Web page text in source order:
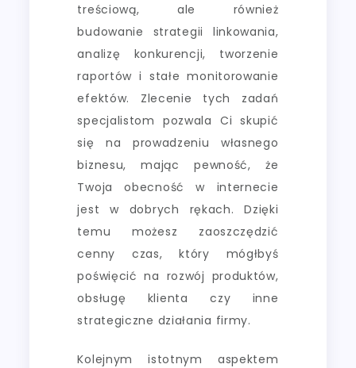
treściową, ale również
budowanie strategii linkowania,
analizę konkurencji, tworzenie
raportów i stałe monitorowanie
efektów. Zlecenie tych zadań
specjalistom pozwala Ci skupić
się na prowadzeniu własnego
biznesu, mając pewność, że
Twoja obecność w internecie
jest w dobrych rękach. Dzięki
temu możesz zaoszczędzić
cenny czas, który mógłbyś
poświęcić na rozwój produktów,
obsługę klienta czy inne
strategiczne działania firmy.
Kolejnym istotnym aspektem